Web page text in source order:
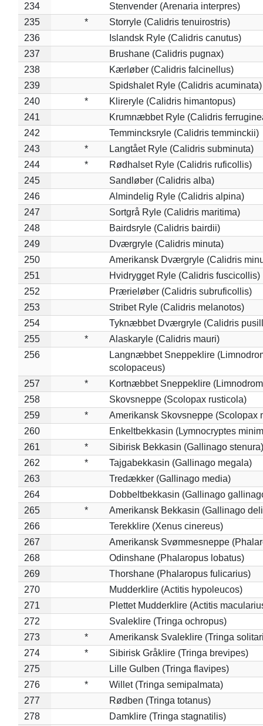
234
Stenvender (Arenaria interpres)
235
*
Storryle (Calidris tenuirostris)
236
Islandsk Ryle (Calidris canutus)
237
Brushane (Calidris pugnax)
238
Kærløber (Calidris falcinellus)
239
Spidshalet Ryle (Calidris acuminata)
240
*
Klireryle (Calidris himantopus)
241
Krumnæbbet Ryle (Calidris
242
Temmincksryle (Calidris temminckii)
243
*
Langtået Ryle (Calidris subminuta)
244
*
Rødhalset Ryle (Calidris ruficollis)
245
Sandløber (Calidris alba)
246
Almindelig Ryle (Calidris alpina)
247
Sortgrå Ryle (Calidris maritima)
248
Bairdsryle (Calidris bairdii)
249
Dværgryle (Calidris minuta)
250
Amerikansk Dværgryle (Calidris
251
Hvidrygget Ryle (Calidris fuscicollis)
252
Prærieløber (Calidris subruficollis)
253
Stribet Ryle (Calidris melanotos)
254
Tyknæbbet Dværgryle (Calidris
255
*
Alaskaryle (Calidris mauri)
256
Langnæbbet Sneppeklire
scolopaceus)
257
*
Kortnæbbet Sneppeklire
258
Skovsneppe (Scolopax rusticola)
259
*
Amerikansk Skovsneppe (Scolopax
260
Enkeltbekkasin (Lymnocryptes
261
*
Sibirisk Bekkasin (Gallinago stenura)
262
*
Tajgabekkasin (Gallinago megala)
263
Tredækker (Gallinago media)
264
Dobbeltbekkasin (Gallinago
265
*
Amerikansk Bekkasin (Gallinago
266
Terekklire (Xenus cinereus)
267
Amerikansk Svømmesneppe
268
Odinshane (Phalaropus lobatus)
269
Thorshane (Phalaropus fulicarius)
270
Mudderklire (Actitis hypoleucos)
271
Plettet Mudderklire (Actitis
272
Svaleklire (Tringa ochropus)
273
*
Amerikansk Svaleklire (Tringa
274
*
Sibirisk Gråklire (Tringa brevipes)
275
Lille Gulben (Tringa flavipes)
276
*
Willet (Tringa semipalmata)
277
Rødben (Tringa totanus)
278
Damklire (Tringa stagnatilis)